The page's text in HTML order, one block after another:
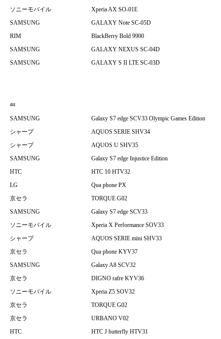
ソニーモバイル
Xperia AX SO-01E
SAMSUNG
GALAXY Note SC-05D
RIM
BlackBerry Bold 9900
SAMSUNG
GALAXY NEXUS SC-04D
SAMSUNG
GALAXY S II LTE SC-03D
au
SAMSUNG
Galaxy S7 edge SCV33 Olympic Games Edition
シャープ
AQUOS SERIE SHV34
シャープ
AQUOS U SHV35
SAMSUNG
Galaxy S7 edge Injustice Edition
HTC
HTC 10 HTV32
LG
Qua phone PX
京セラ
TORQUE G02
SAMSUNG
Galaxy S7 edge SCV33
ソニーモバイル
Xperia X Performance SOV33
シャープ
AQUOS SERIE mini SHV33
京セラ
Qua phone KYV37
SAMSUNG
Galaxy A8 SCV32
京セラ
DIGNO rafre KYV36
ソニーモバイル
Xperia Z5 SOV32
京セラ
TORQUE G02
京セラ
URBANO V02
HTC
HTC J butterfly HTV31